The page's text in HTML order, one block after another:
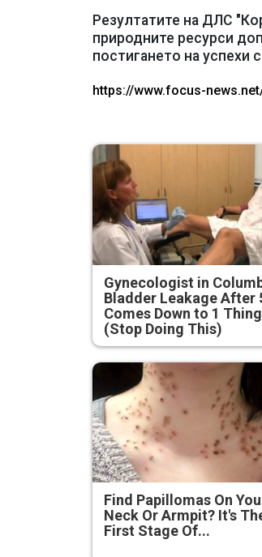
Резултатите на ДЛС
природните ресурси
постигането на успехи
https://www.focus-
Gynecologist in
Bladder Leakage After
Comes Down to 1 Thing
(Stop Doing This)
Find Papillomas On
Neck Or Armpit? It's
First Stage Of...